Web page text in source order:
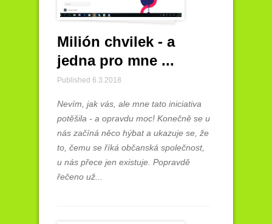
Milión chvilek - a
jedna pro mne ...
Published 6.3.2018
Nevím, jak vás, ale mne tato iniciativa
potěšila - a opravdu moc! Konečně se u
nás začíná něco hýbat a ukazuje se, že
to, čemu se říká občanská společnost,
u nás přece jen existuje. Popravdě
řečeno už...